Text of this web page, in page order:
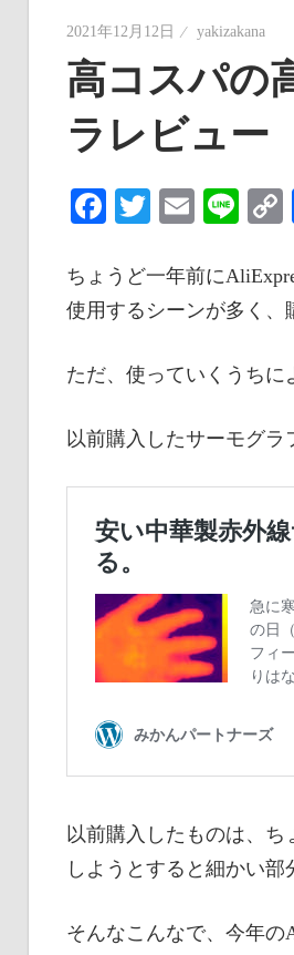
へ
発
信
2021年12月12日 yakizakana
高コスパの
ラレビュー
Facebook
TwitterEmail
ちょうど一年前に
使用するシーンが多く、
ただ、使っていくうちに
以前購入したサーモグラ
以前購入したものは、
しようとすると細かい部
そんなこんなで、今年の